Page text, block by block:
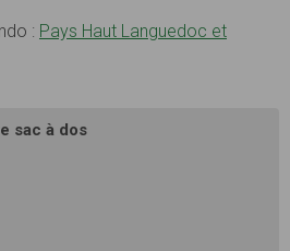
: Pays Haut Languedoc et
sac à dos